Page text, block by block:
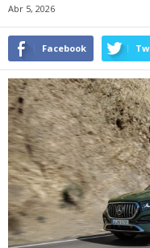
Abr 5, 2026
Facebook